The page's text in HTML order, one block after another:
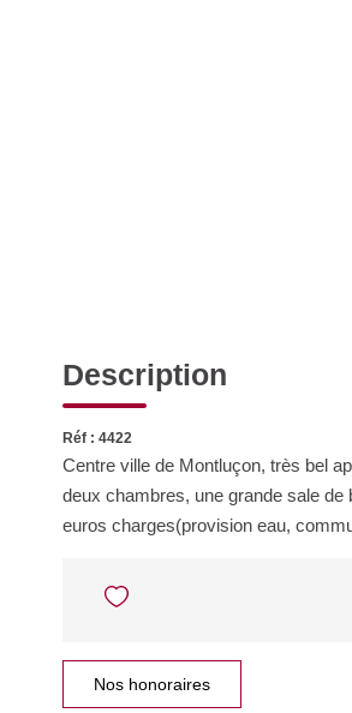
Description
Réf : 4422
Centre ville de Montluçon, très bel
deux chambres, une grande sale
euros charges(provision eau,
Nos honoraires